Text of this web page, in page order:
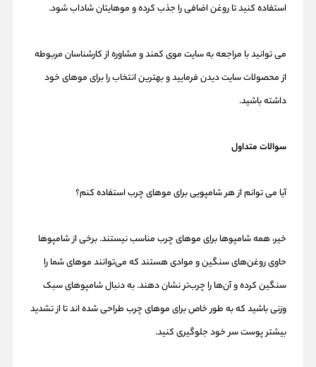
استفاده کنید تا روغن اضافی را جذب کرده و موهایتان شاداب شود.
می توانید با مراجعه به سایت موی کمند و مشاوره از کارشناسان مربوطه
از محصولات سایت دیدن فرمایید و بهترین انتخاب را برای موهای خود
داشته باشید.
سوالات متداول
آیا می توانم از هر شامپویی برای موهای چرب استفاده کنم؟
خیر، همه شامپوها برای موهای چرب مناسب نیستند. برخی از شامپوها
حاوی روغن‌های سنگین و موادی هستند که می‌توانند موهای شما را
سنگین کرده و آن‌ها را چرب‌تر نشان دهند. به دنبال شامپوهای سبک
وزنی باشید که به طور خاص برای موهای چرب طراحی شده اند تا از تشدید
بیشتر پوست سر خود جلوگیری کنید.